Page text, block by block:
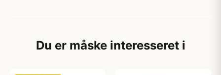
Du er måske interesseret i